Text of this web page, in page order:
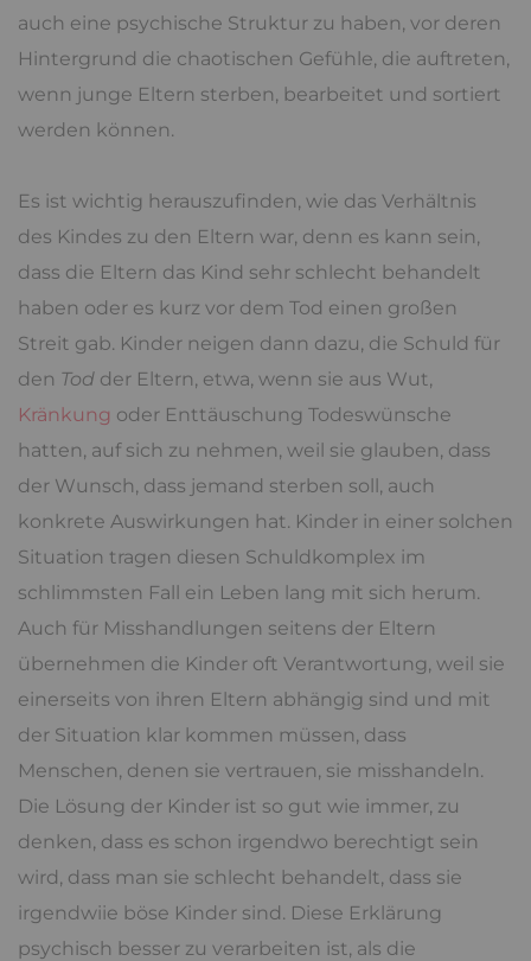
auch eine psychische Struktur zu haben, vor deren
Hintergrund die chaotischen Gefühle, die auftreten,
wenn junge Eltern sterben, bearbeitet und sortiert
werden können.
Es ist wichtig herauszufinden, wie das Verhältnis
des Kindes zu den Eltern war, denn es kann sein,
dass die Eltern das Kind sehr schlecht behandelt
haben oder es kurz vor dem Tod einen großen
Streit gab. Kinder neigen dann dazu, die Schuld für
den Tod der Eltern, etwa, wenn sie aus Wut,
Kränkung oder Enttäuschung Todeswünsche
hatten, auf sich zu nehmen, weil sie glauben, dass
der Wunsch, dass jemand sterben soll, auch
konkrete Auswirkungen hat. Kinder in einer solchen
Situation tragen diesen Schuldkomplex im
schlimmsten Fall ein Leben lang mit sich herum.
Auch für Misshandlungen seitens der Eltern
übernehmen die Kinder oft Verantwortung, weil sie
einerseits von ihren Eltern abhängig sind und mit
der Situation klar kommen müssen, dass
Menschen, denen sie vertrauen, sie misshandeln.
Die Lösung der Kinder ist so gut wie immer, zu
denken, dass es schon irgendwo berechtigt sein
wird, dass man sie schlecht behandelt, dass sie
irgendwiie böse Kinder sind. Diese Erklärung
psychisch besser zu verarbeiten ist, als die